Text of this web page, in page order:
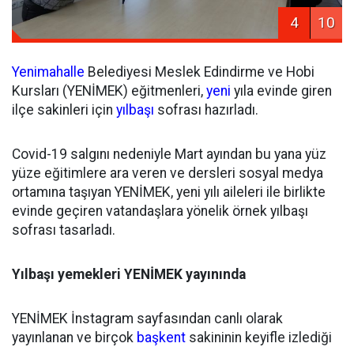
4 10
Yenimahalle Belediyesi Meslek Edindirme ve Hobi
Kursları (YENİMEK) eğitmenleri, yeni yıla evinde giren
ilçe sakinleri için yılbaşı sofrası hazırladı.
Covid-19 salgını nedeniyle Mart ayından bu yana yüz
yüze eğitimlere ara veren ve dersleri sosyal medya
ortamına taşıyan YENİMEK, yeni yılı aileleri ile birlikte
evinde geçiren vatandaşlara yönelik örnek yılbaşı
sofrası tasarladı.
Yılbaşı yemekleri YENİMEK yayınında
YENİMEK İnstagram sayfasından canlı olarak
yayınlanan ve birçok başkent sakininin keyifle izlediği